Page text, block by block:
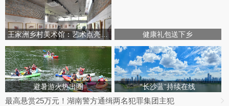
王家洲乡村美术馆：艺术点亮田园乡村 健康礼包送下乡
避暑游火热出圈 “长沙蓝”持续在线
最高悬赏25万元！湖南警方通缉两名犯罪集团主犯